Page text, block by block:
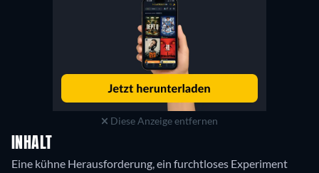
Diese Anzeige entfernen
INHALT
Eine kühne Herausforderung, ein furchtloses Experiment